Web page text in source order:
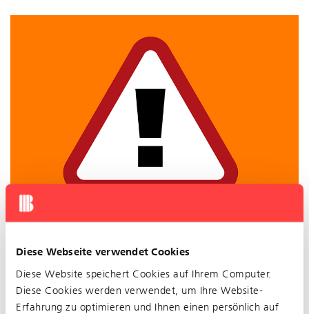
Diese Webseite verwendet Cookies
Diese Website speichert Cookies auf Ihrem Computer.
Diese Cookies werden verwendet, um Ihre Website-
Erfahrung zu optimieren und Ihnen einen persönlich auf
Betriebsstörung auf der Linie 47: Die Linie 47 ist im
Bereich St Jakob in beide Richtungen unterbrochen,
deshalb wird die Linie wie folgt umgeleitet : In
Fahrrichtung Muttenz Provisorische Haltestelle